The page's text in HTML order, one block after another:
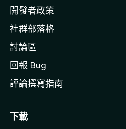
網
開發者政策
社群部落格
討論區
回報 Bug
評論撰寫指南
下載